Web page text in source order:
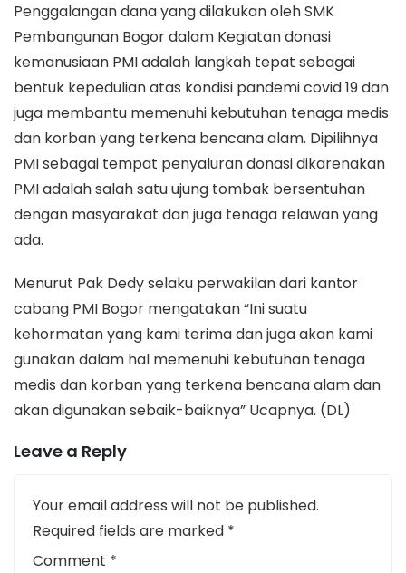
Penggalangan dana yang dilakukan oleh SMK
Pembangunan Bogor dalam Kegiatan donasi
kemanusiaan PMI adalah langkah tepat sebagai
bentuk kepedulian atas kondisi pandemi covid 19 dan
juga membantu memenuhi kebutuhan tenaga medis
dan korban yang terkena bencana alam. Dipilihnya
PMI sebagai tempat penyaluran donasi dikarenakan
PMI adalah salah satu ujung tombak bersentuhan
dengan masyarakat dan juga tenaga relawan yang
ada.
Menurut Pak Dedy selaku perwakilan dari kantor
cabang PMI Bogor mengatakan “Ini suatu
kehormatan yang kami terima dan juga akan kami
gunakan dalam hal memenuhi kebutuhan tenaga
medis dan korban yang terkena bencana alam dan
akan digunakan sebaik-baiknya” Ucapnya. (DL)
Leave a Reply
Your email address will not be published.
Required fields are marked *
Comment *